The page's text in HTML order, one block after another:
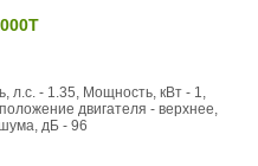
л.с. - 1.35, Мощность, кВт - 1,
двигателя - верхнее,
дБ - 96